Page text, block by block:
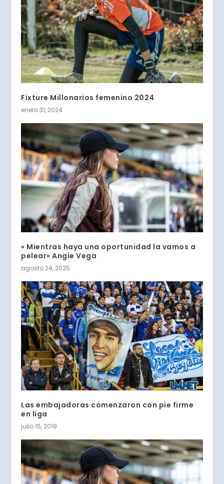
Fixture Millonarios femenino 2024
enero 31, 2024
« Mientras haya una oportunidad la vamos a
pelear» Angie Vega
agosto 24, 2025
Las embajadoras comenzaron con pie firme
en liga
julio 15, 2019